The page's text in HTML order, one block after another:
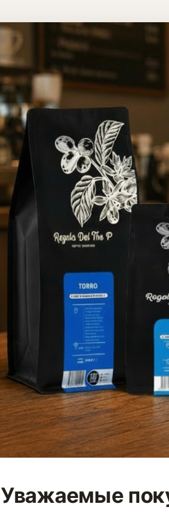
Уважаемые